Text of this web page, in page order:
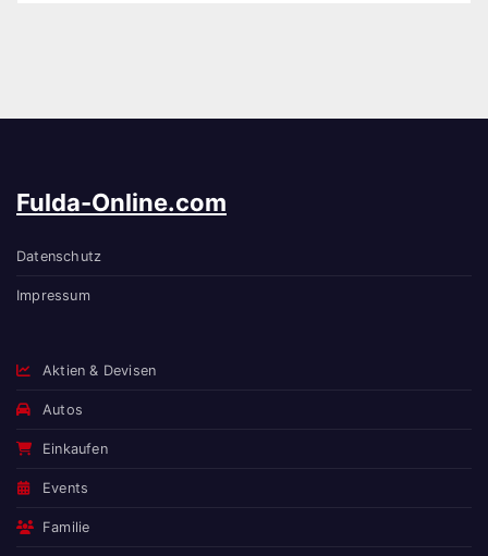
Fulda-Online.com
Datenschutz
Impressum
Aktien & Devisen
Autos
Einkaufen
Events
Familie